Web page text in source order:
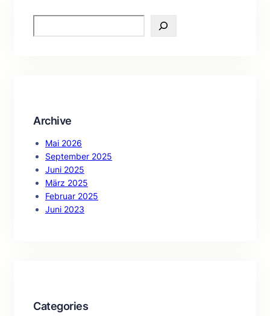
e
Archive
Mai 2026
September 2025
Juni 2025
März 2025
Februar 2025
Juni 2023
Categories